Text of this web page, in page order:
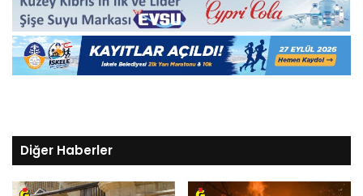
Diğer Haberler